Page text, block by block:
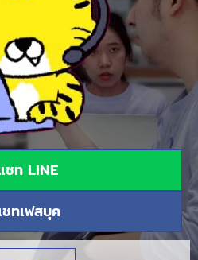
ชท LINE
ทเฟสบุค